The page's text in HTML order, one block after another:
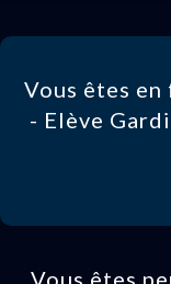
Vous êtes
- Elève
Vous êtes